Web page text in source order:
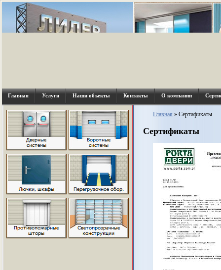
Главная Услуги Наши объекты Контакты О компании
Главная » Сертификаты
Сертификаты